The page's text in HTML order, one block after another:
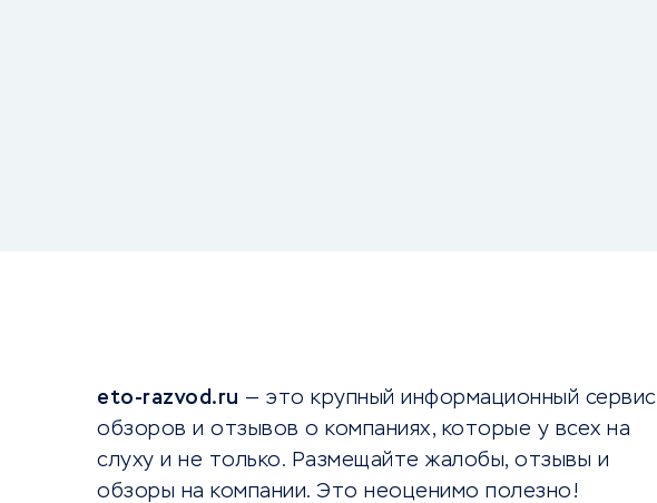
eto-razvod.ru — это крупный информационный сервис
обзоров и отзывов о компаниях, которые у всех на
слуху и не только. Размещайте жалобы, отзывы и
обзоры на компании. Это неоценимо полезно!